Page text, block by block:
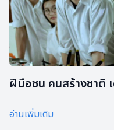
ฝีมือชน คนสร้างชาติ
อ่านเพิ่มเติม